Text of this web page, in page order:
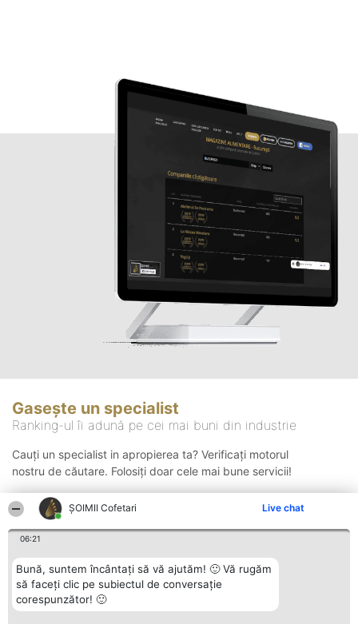
ȘOIMII Cofetari Live chat
06:21
Bună, suntem încântați să vă ajutăm! 🙂 Vă rugăm
să faceți clic pe subiectul de conversație
corespunzător! 🙂
Gasește un specialist
Ranking-ul îi adună pe cei mai buni din industrie
Cauți un specialist in apropierea ta? Verificați motorul
nostru de căutare. Folosiți doar cele mai bune servicii!